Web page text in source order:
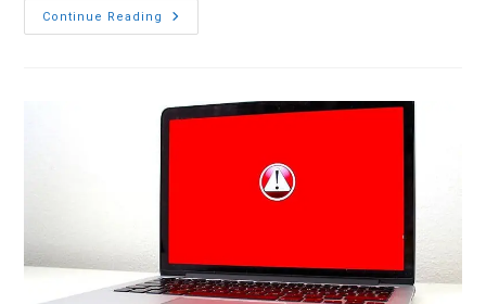
Continue Reading
MediSign:
Τι
Υπηρεσία
MyDATA